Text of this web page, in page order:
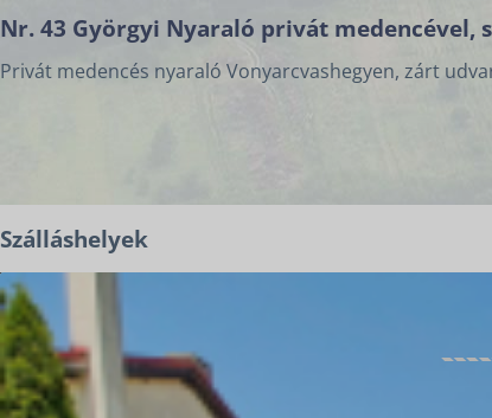
Nr. 43 Györgyi Nyaraló privát medencével,
Privát medencés nyaraló Vonyarcvashegyen, zárt
Szálláshelyek